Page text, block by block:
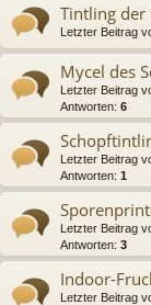
Tintling der
Letzter Beitrag
Mycel des
Letzter Beitrag
Antworten: 6
Letzter Beitrag
Antworten: 1
Letzter Beitrag
Antworten: 3
Indoor-
Letzter Beitrag